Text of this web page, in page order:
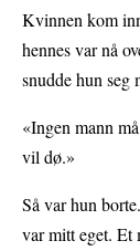
Kvinnen kom
hennes var nå
snudde hun seg
«Ingen mann
vil dø.»
Så var hun
var mitt eget. Et